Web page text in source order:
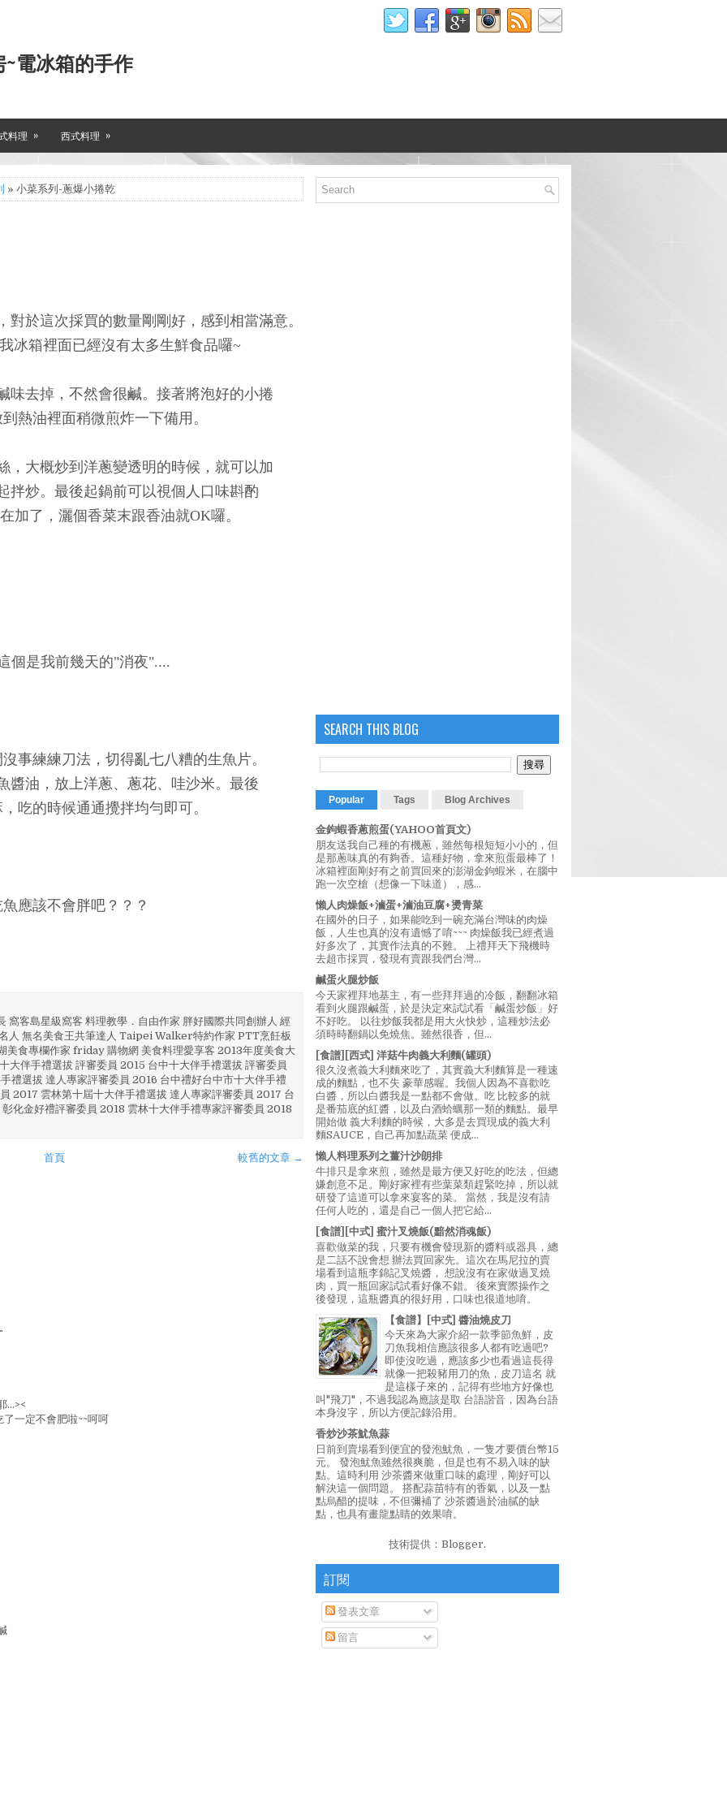
電冰箱的手作
料理 » 西式料理 »
» 小菜系列-蔥爆小捲乾
於這次採買的數量剛剛好，感到相當滿意。
冰箱裡面已經沒有太多生鮮食品囉~
味去掉，不然會很鹹。接著將泡好的小捲
熱油裡面稍微煎炸一下備用。
，大概炒到洋蔥變透明的時候，就可以加
拌炒。最後起鍋前可以視個人口味斟酌
加了，灑個香菜末跟香油就OK囉。
個是我前幾天的"消夜"....
事練練刀法，切得亂七八糟的生魚片。
醬油，放上洋蔥、蔥花、哇沙米。最後
吃的時候通通攪拌均勻即可。
應該不會胖吧？？？
窩客島星級窩客 料理教學．自由作家 胖好國際共同創辦人 經
人 無名美食王共筆達人 Taipei Walker特約作家 PTT烹飪板
美食專欄作家 friday 購物網 美食料理愛享客 2013年度美食大
伴手禮選拔 評審委員 2015 台中十大伴手禮選拔 評審委員
禮選拔 達人專家評審委員 2016 台中禮好台中市十大伴手禮
2017 雲林第十屆十大伴手禮選拔 達人專家評審委員 2017 台
化金好禮評審委員 2018 雲林十大伴手禮專家評審委員 2018
較舊的文章 →
首頁
…><
一定不會肥啦~~呵呵
SEARCH THIS BLOG
Popular Tags Blog Archives
金鉤蝦香蔥煎蛋(YAHOO首頁文)
朋友送我自己種的有機蔥，雖然每根短短小小的，但
是那蔥味真的有夠香。這種好物，拿來煎蛋最棒了！
冰箱裡面剛好有之前買回來的澎湖金鉤蝦米，在腦中
跑一次空槍（想像一下味道），感...
懶人肉燥飯+滷蛋+滷油豆腐+燙青菜
在國外的日子，如果能吃到一碗充滿台灣味的肉燥
飯，人生也真的沒有遺憾了唷~~~ 肉燥飯我已經煮過
好多次了，其實作法真的不難。 上禮拜天下飛機時
去超市採買，發現有賣跟我們台灣...
鹹蛋火腿炒飯
今天家裡拜地基主，有一些拜拜過的冷飯，翻翻冰箱
看到火腿跟鹹蛋，於是決定來試試看「鹹蛋炒飯」好
不好吃。 以往炒飯我都是用大火快炒，這種炒法必
須時時翻鍋以免燒焦。雖然很香，但...
[食譜][西式] 洋菇牛肉義大利麵(罐頭)
很久沒煮義大利麵來吃了，其實義大利麵算是一種速
成的麵點，也不失 豪華感喔。我個人因為不喜歡吃
白醬，所以白醬我是一點都不會做。吃 比較多的就
是番茄底的紅醬，以及白酒蛤蠣那一類的麵點。最早
開始做 義大利麵的時候，大多是去買現成的義大利
麵SAUCE，自己再加點蔬菜 便成...
懶人料理系列之薑汁沙朗排
牛排只是拿來煎，雖然是最方便又好吃的吃法，但總
嫌創意不足。剛好家裡有些葉菜類趕緊吃掉，所以就
研發了這道可以拿來宴客的菜。 當然，我是沒有請
任何人吃的，還是自己一個人把它給...
[食譜][中式] 蜜汁叉燒飯(黯然消魂飯)
喜歡做菜的我，只要有機會發現新的醬料或器具，總
是二話不說會想 辦法買回家先。這次在馬尼拉的賣
場看到這瓶李錦記叉燒醬， 想說沒有在家做過叉燒
肉，買一瓶回家試試看好像不錯。 後來實際操作之
後發現，這瓶醬真的很好用，口味也很道地唷。
【食譜】[中式] 醬油燒皮刀
今天來為大家介紹一款季節魚鮮，皮
刀魚我相信應該很多人都有吃過吧?
即使沒吃過，應該多少也看過這長得
就像一把殺豬用刀的魚，皮刀這名 就
是這樣子來的，記得有些地方好像也
叫"飛刀"，不過我認為應該是取 台語諧音，因為台語
本身沒字，所以方便記錄沿用。
香炒沙茶魷魚蒜
日前到賣場看到便宜的發泡魷魚，一隻才要價台幣15
元。 發泡魷魚雖然很爽脆，但是也有不易入味的缺
點。這時利用 沙茶醬來做重口味的處理，剛好可以
解決這一個問題。 搭配蒜苗特有的香氣，以及一點
點烏醋的提味，不但彌補了 沙茶醬過於油膩的缺
點，也具有畫龍點睛的效果唷。
技術提供： Blogger.
訂閱
發表文章
留言